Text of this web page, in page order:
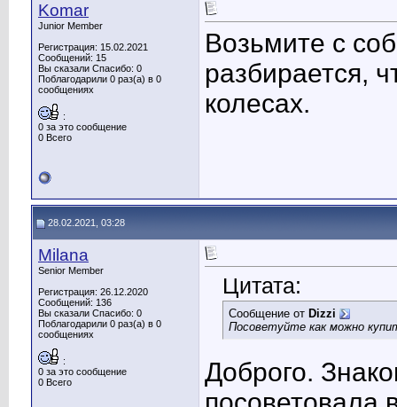
Komar
Junior Member
Регистрация: 15.02.2021
Сообщений: 15
Вы сказали Спасибо: 0
Поблагодарили 0 раз(а) в 0
сообщениях
:
0 за это сообщение
0 Всего
Возьмите с
разбирается,
колесах.
28.02.2021, 03:28
Milana
Senior Member
Регистрация: 26.12.2020
Сообщений: 136
Вы сказали Спасибо: 0
Поблагодарили 0 раз(а) в 0
сообщениях
:
0 за это сообщение
0 Всего
Цитата:
Сообщение от Dizzi
Посоветуйте как можно
Доброго.